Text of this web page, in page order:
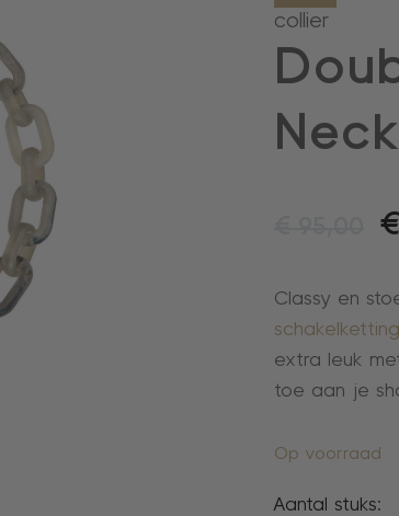
collier
€
Classy en
schakelketting
extra leuk
toe aan je
Op voorraad
Aantal stuks: